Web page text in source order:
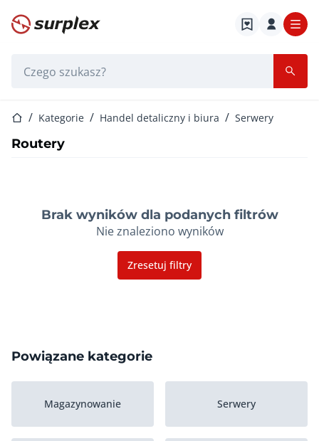
Strona główna
Strona główna
Kategorie Handel detaliczny i biura Serwery
Routery
Brak wyników dla podanych filtrów
Nie znaleziono wyników
Zresetuj filtry
Powiązane kategorie
Magazynowanie Serwery